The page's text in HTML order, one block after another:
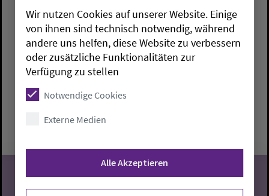
DER TREFFPUNKT FÜR SENIORINNEN UND
SENIOREN
Delmenhorst:Gemeindehaus Heilig-Geist
Maria Winter (Gemeindekirchenrätin,
Seniorenarbeit)
Wir nutzen Cookies auf unserer Website. Einige
von ihnen sind technisch notwendig, während
andere uns helfen, diese Website zu verbessern
oder zusätzliche Funktionalitäten zur
Verfügung zu stellen
Notwendige Cookies
Externe Medien
Alle Akzeptieren